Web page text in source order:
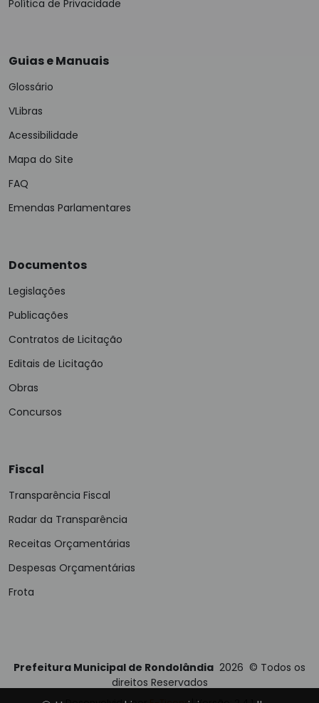
Política de Privacidade
Guias e Manuais
Glossário
VLibras
Acessibilidade
Mapa do Site
FAQ
Emendas Parlamentares
Documentos
Legislações
Publicações
Contratos de Licitação
Editais de Licitação
Obras
Concursos
Fiscal
Transparência Fiscal
Radar da Transparência
Receitas Orçamentárias
Despesas Orçamentárias
Frota
Prefeitura Municipal de Rondolândia 2026 © Todos os
direitos Reservados